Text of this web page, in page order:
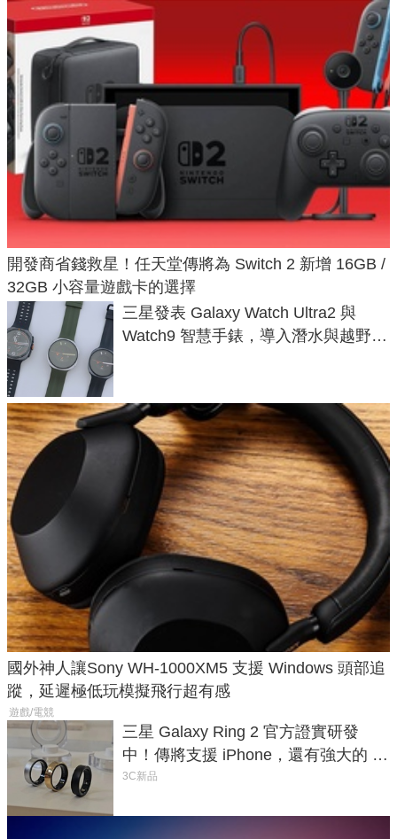
開發商省錢救星！任天堂傳將為 Switch 2 新增 16GB /
32GB 小容量遊戲卡的選擇
三星發表 Galaxy Watch Ultra2 與
Watch9 智慧手錶，導入潛水與越野跑
國外神人讓Sony WH-1000XM5 支援 Windows 頭部追
蹤，延遲極低玩模擬飛行超有感
遊戲/電競
三星 Galaxy Ring 2 官方證實研發
中！傳將支援 iPhone，還有強大的 AI
與智慧家電連動功能
3C新品